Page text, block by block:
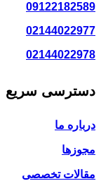
09122182589
02144022977
02144022978
دسترسی سریع
درباره ما
مجوزها
مقالات تخصصی